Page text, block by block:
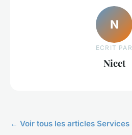
N
ECRIT PAR
Nicet
← Voir tous les articles Services